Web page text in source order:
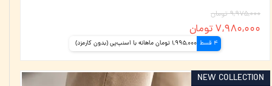
۹,۹۷۵,۰۰۰ تومان
۷,۹۸۰,۰۰۰ تومان
4 قسط 1,995,000 تومان ماهانه با اسنپ‌پی (بدون کارمزد)
NEW COLLECTION